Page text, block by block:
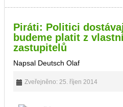
Piráti: Politici
budeme platit z
zastupitelů
Napsal Deutsch Olaf
Zveřejněno: 25. říjen 2014